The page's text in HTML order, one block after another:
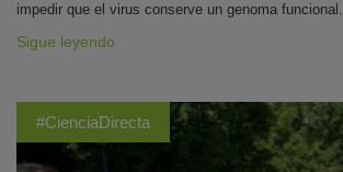
impedir que el virus conserve un genoma funcional.
Sigue leyendo
#CienciaDirecta